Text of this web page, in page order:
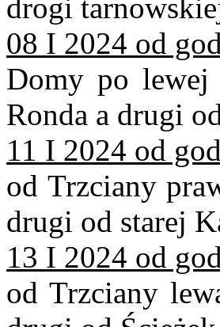
drogi
08 I 2024 od
Domy po lewej
Ronda a drugi
11 I 2024 od
od Trzciany
drugi od starej
13 I 2024 od
od Trzciany